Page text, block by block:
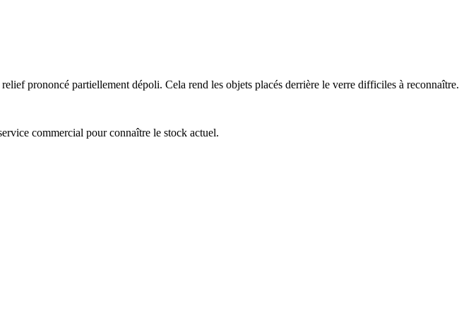
prononcé partiellement dépoli. Cela rend les objets placés derrière le verre difficiles à reconnaître.
commercial pour connaître le stock actuel.